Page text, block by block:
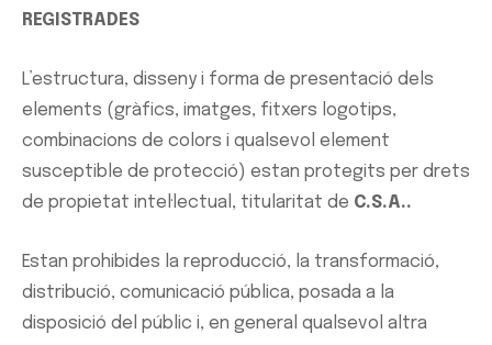
REGISTRADES
L’estructura, disseny i forma de presentació dels
elements (gràfics, imatges, fitxers logotips,
combinacions de colors i qualsevol element
susceptible de protecció) estan protegits per drets
de propietat intel·lectual, titularitat de C.S.A..
Estan prohibides la reproducció, la transformació,
distribució, comunicació pública, posada a la
disposició del públic i, en general qualsevol altra